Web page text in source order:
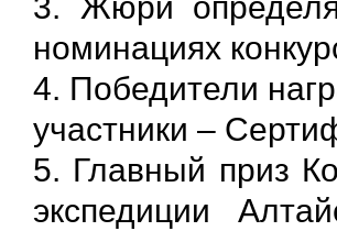
номинациях
4. Победители
участники –
5. Главный приз
экспедиции